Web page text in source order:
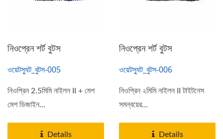
নিওপ্রেন শর্ট বুটস
ওয়েটস্যুট_বুটস-005
নিওপ্রিন 2.5মিমি নাইলন II + মেশ
মেশ ডিজাইন...
Details
নিওপ্রেন শর্ট বুটস
ওয়েটস্যুট_বুটস-006
নিওপ্রিন ২মিমি নাইলন II টাইটনেস
সমন্বয়ের...
Details